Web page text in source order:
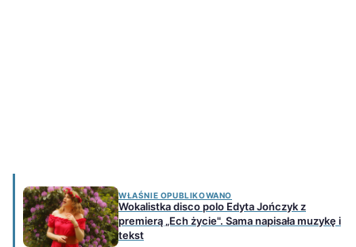
WŁAŚNIE OPUBLIKOWANO
Wokalistka disco polo Edyta Jończyk z
premierą „Ech życie". Sama napisała muzykę i
tekst